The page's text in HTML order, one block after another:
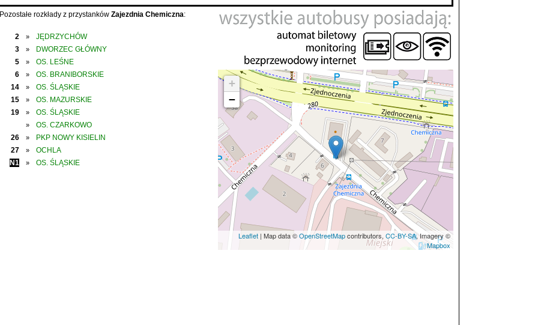
Pozostałe rozkłady z przystanków Zajezdnia Chemiczna:
2 »
JĘDRZYCHÓW
3
»
DWORZEC GŁÓWNY
5
»
OS. LEŚNE
6
»
OS. BRANIBORSKIE
14
»
OS. ŚLĄSKIE
15
»
OS. MAZURSKIE
19
» OS. ŚLĄSKIE
»
OS. CZARKOWO
26
»
PKP NOWY KISIELIN
27
»
OCHLA
N1
» OS. ŚLĄSKIE
+
−
Leaflet | Map data ©OpenStreetMapcontributors, CC-BY-SA, Imagery ©
Mapbox